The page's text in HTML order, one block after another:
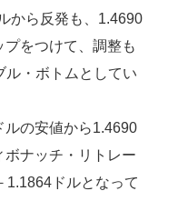
から反発も、1.4690
プをつけて、調整も
ル・ボトムとしてい
の安値から1.4690
ボナッチ・リトレー
1.1864ドルとなって